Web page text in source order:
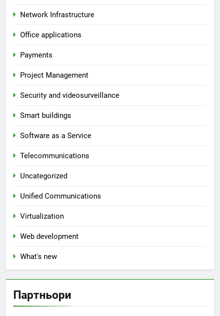
Network Infrastructure
Office applications
Payments
Project Management
Security and videosurveillance
Smart buildings
Software as a Service
Telecommunications
Uncategorized
Unified Communications
Virtualization
Web development
What's new
Партньори